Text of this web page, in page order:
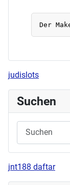
judislots
Suchen
jnt188 daftar